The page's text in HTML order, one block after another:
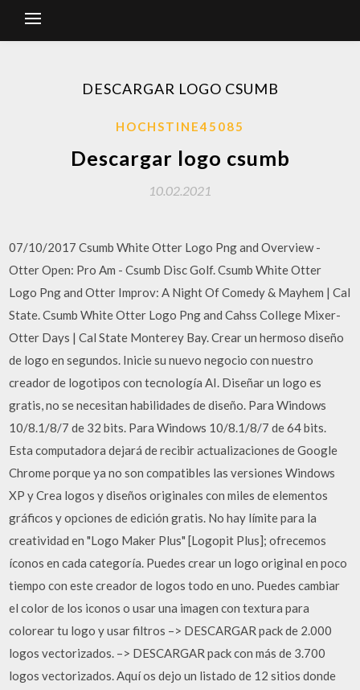
DESCARGAR LOGO CSUMB
HOCHSTINE45085
Descargar logo csumb
10.02.2021
07/10/2017 Csumb White Otter Logo Png and Overview -
Otter Open: Pro Am - Csumb Disc Golf. Csumb White Otter
Logo Png and Otter Improv: A Night Of Comedy & Mayhem | Cal
State. Csumb White Otter Logo Png and Cahss College Mixer-
Otter Days | Cal State Monterey Bay. Crear un hermoso diseño
de logo en segundos. Inicie su nuevo negocio con nuestro
creador de logotipos con tecnología AI. Diseñar un logo es
gratis, no se necesitan habilidades de diseño. Para Windows
10/8.1/8/7 de 32 bits. Para Windows 10/8.1/8/7 de 64 bits.
Esta computadora dejará de recibir actualizaciones de Google
Chrome porque ya no son compatibles las versiones Windows
XP y Crea logos y diseños originales con miles de elementos
gráficos y opciones de edición gratis. No hay límite para la
creatividad en "Logo Maker Plus" [Logopit Plus]; ofrecemos
íconos en cada categoría. Puedes crear un logo original en poco
tiempo con este creador de logos todo en uno. Puedes cambiar
el color de los iconos o usar una imagen con textura para
colorear tu logo y usar filtros –> DESCARGAR pack de 2.000
logos vectorizados. –> DESCARGAR pack con más de 3.700
logos vectorizados. Aquí os dejo un listado de 12 sitios donde